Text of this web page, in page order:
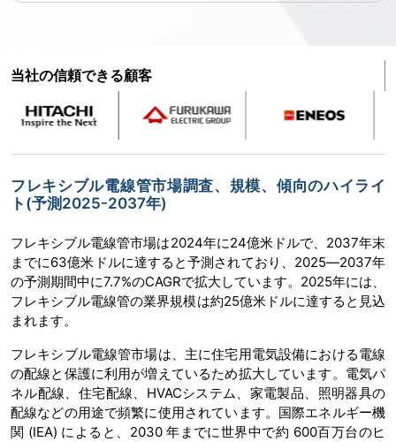
当社の信頼できる顧客
フレキシブル電線管市場調査、規模、傾向のハイライ
ト(予測2025-2037年)
フレキシブル電線管市場は2024年に24億米ドルで、2037年末
までに63億米ドルに達すると予測されており、2025―2037年
の予測期間中に7.7%のCAGRで拡大しています。2025年には、
フレキシブル電線管の業界規模は約25億米ドルに達すると見込
まれます。
フレキシブル電線管市場は、主に住宅用電気設備における電線
の配線と保護に利用が増えているため拡大しています。電気パ
ネル配線、住宅配線、HVACシステム、家電製品、照明器具の
配線などの用途で頻繁に使用されています。国際エネルギー機
関 (IEA) によると、2030 年までに世界中で約 600百万台のヒ